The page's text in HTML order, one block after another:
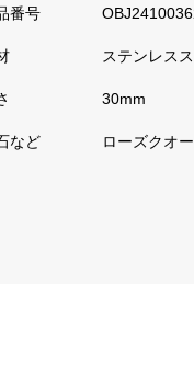
ステンレス
30mm
ローズクオ